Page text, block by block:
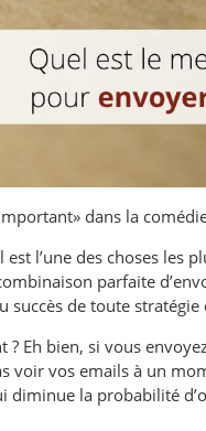
dans la
est l’une des choses
parfaite
succès de toute stratégie
Eh bien, si vous
voir vos emails à un
diminue la probabilité